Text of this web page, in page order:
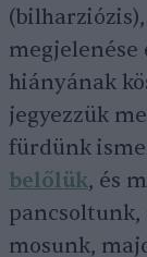
megjelenése
hiányának
jegyezzük
fürdünk
belőlük, és
pancsoltunk,
mosunk,